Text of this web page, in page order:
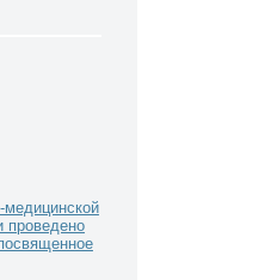
округ -
медицинской
проведено